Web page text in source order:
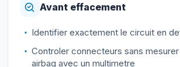
Avant effacement
Identifier exactement le circuit en
Controler connecteurs sans
airbag avec un multimetre